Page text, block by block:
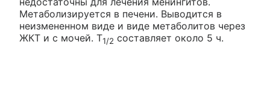
Метаболизируется в печени. Выводится в
неизмененном виде и виде метаболитов через
ЖКТ и с мочей. T1/2 составляет около 5 ч.